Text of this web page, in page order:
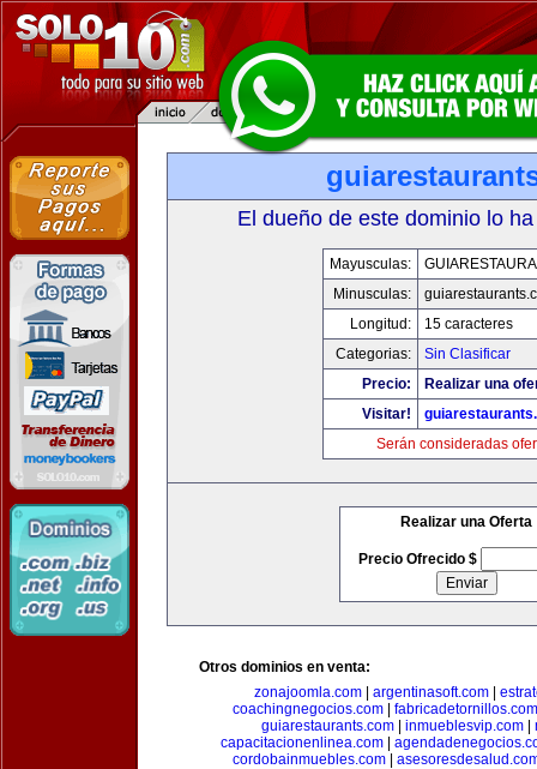
El dueño de este dominio lo
Mayusculas:
Minusculas:
Longitud:
15 caracteres
Categorias:
Sin Clasificar
Precio:
Realizar una
Visitar!
Serán consideradas
Realizar una Oferta
Precio Ofrecido $
Otros dominios en venta:
zonajoomla.com| argentinasoft.com|
coachingnegocios.com| fabricadetornillos.com
guiarestaurants.com| inmueblesvip.com|
capacitacionenlinea.com|
cordobainmuebles.com